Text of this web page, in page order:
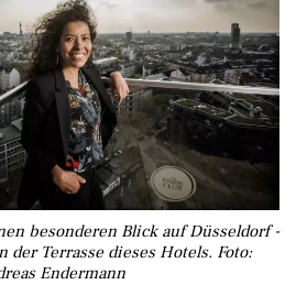
besonderen Blick auf Düsseldorf -
der Terrasse dieses Hotels. Foto:
Endermann